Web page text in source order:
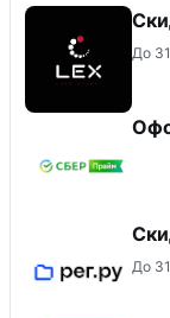
До
До